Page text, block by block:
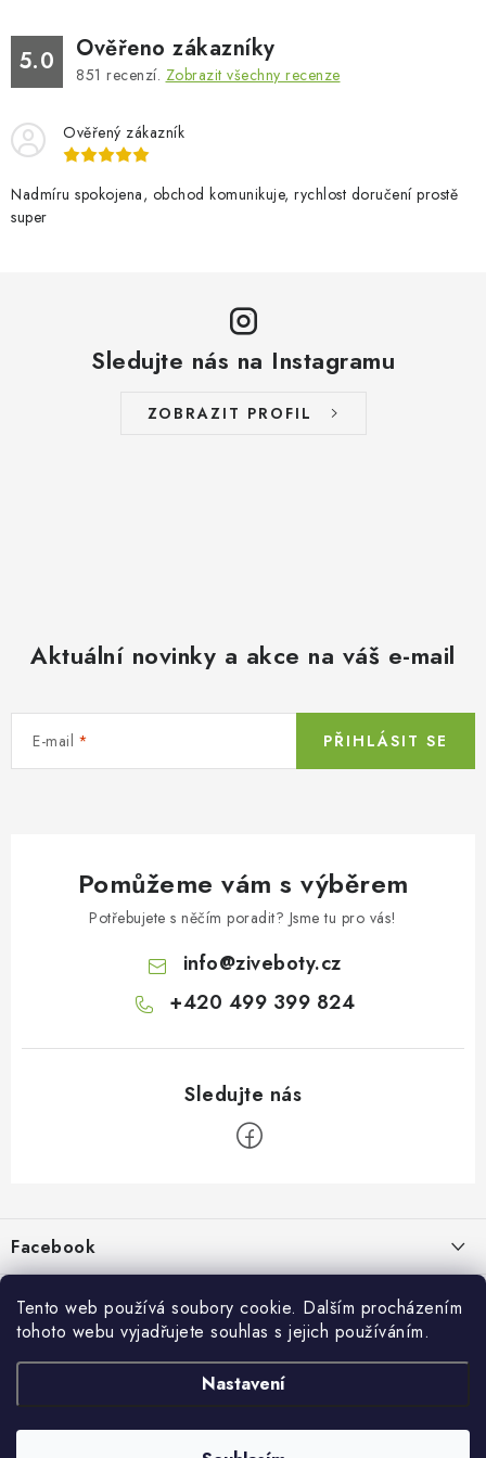
Tento web používá soubory cookie. Dalším procházením
tohoto webu vyjadřujete souhlas s jejich používáním.
Nastavení
BOSOBOTY / BAREFOOTY
Vrácení a reklamace
Doprava a platba
5.0 Ověřeno zákazníky
851 recenzí. Zobrazit všechny recenze
Ověřený zákazník
Nadmíru spokojena, obchod komunikuje, rychlost doručení prostě
super
Sledujte nás na Instagramu
ZOBRAZIT PROFIL
Aktuální novinky a akce na váš e-mail
E-mail PŘIHLÁSIT SE
Pomůžeme vám s výběrem
Potřebujete s něčím poradit? Jsme tu pro vás!
info@ziveboty.cz
+420 499 399 824
a
t
Facebook
Informace pro vás
Kontakty a kamenná prodejna
Vrácení a reklamace
Přijímáme online platby